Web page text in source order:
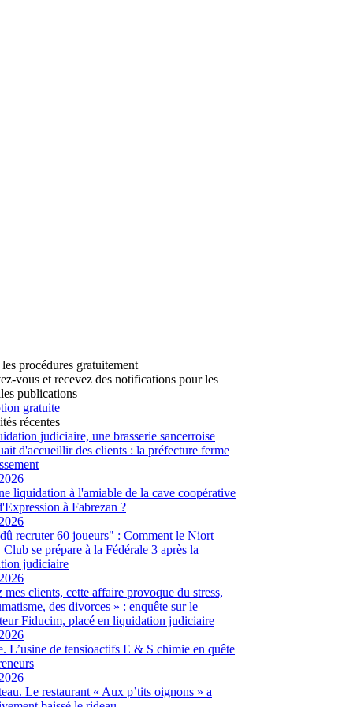
procédures gratuitement
vous et recevez des notifications pour les
publications
gratuite
récentes
judiciaire, une brasserie sancerroise
d'accueillir des clients : la préfecture ferme
liquidation à l'amiable de la cave coopérative
à Fabrezan ?
recruter 60 joueurs" : Comment le Niort
se prépare à la Fédérale 3 après la
judiciaire
mes clients, cette affaire provoque du stress,
des divorces » : enquête sur le
Fiducim, placé en liquidation judiciaire
L’usine de tensioactifs E & S chimie en quête
Le restaurant « Aux p’tits oignons » a